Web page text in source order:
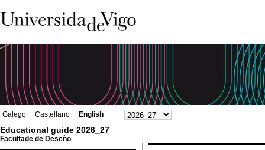
Galego Castellano English
Educational guide 2026_27
Facultade de Deseño